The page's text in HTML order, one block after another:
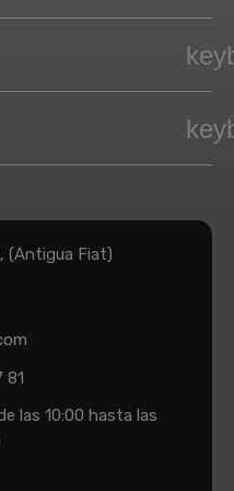
(Antigua Fiat)
81
las 10:00 hasta las